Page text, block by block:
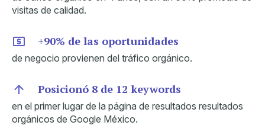
visitas de calidad.
+90% de las oportunidades
de negocio provienen del tráfico orgánico.
Posicionó 8 de 12 keywords
en el primer lugar de la página de resultados resultados
orgánicos de Google México.